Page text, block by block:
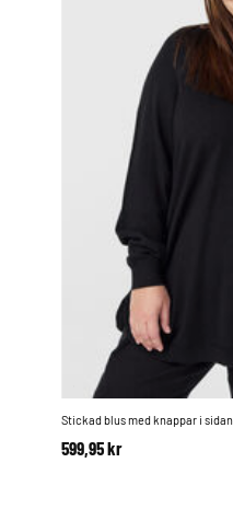
Stickad blus med knappar i sidan
599,95 kr